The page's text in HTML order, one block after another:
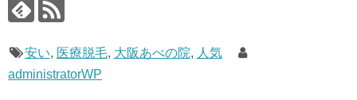
安い, 医療脱毛, 大阪あべの院, 人気
administratorWP